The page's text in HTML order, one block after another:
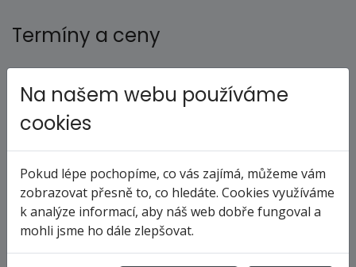
Termíny a ceny
30.12. - 11.01.28
čtvrtek - úterý
286 000 Kč
cena za 13 dní (12 nocí)
objednej
Cena zahrnuje
Na našem webu používáme
cookies
Pokud lépe pochopíme, co vás zajímá, můžeme vám
zobrazovat přesně to, co hledáte. Cookies využíváme
k analýze informací, aby náš web dobře fungoval a
mohli jsme ho dále zlepšovat.